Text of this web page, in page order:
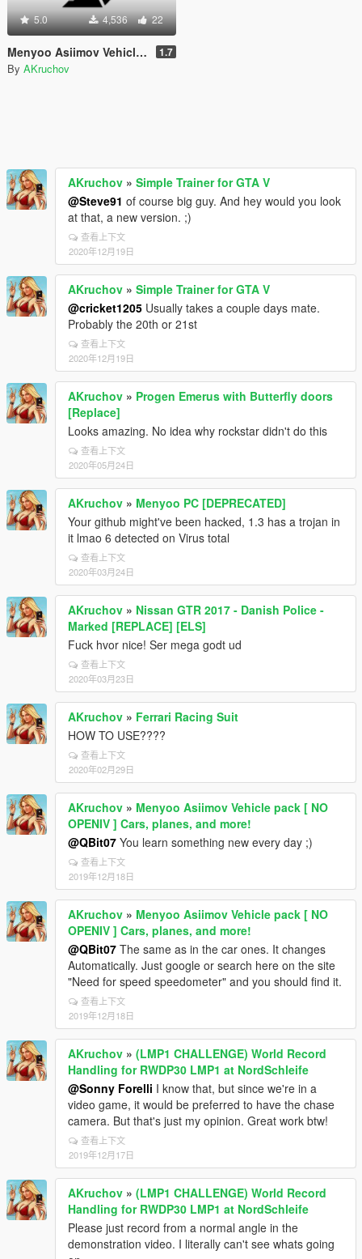
5.0 4,536 22
Menyoo Asiimov Vehicle pack [ NO OPENIV ] Cars, planes, and more! 1.7
By AKruchov
AKruchov » Simple Trainer for GTA V
@Steve91 of course big guy. And hey would you look
at that, a new version. ;)
查看上下文
2020年12月19日
AKruchov » Simple Trainer for GTA V
@cricket1205 Usually takes a couple days mate.
Probably the 20th or 21st
查看上下文
2020年12月19日
AKruchov » Progen Emerus with Butterfly doors
[Replace]
Looks amazing. No idea why rockstar didn't do this
查看上下文
2020年05月24日
AKruchov » Menyoo PC [DEPRECATED]
Your github might've been hacked, 1.3 has a trojan in
it lmao 6 detected on Virus total
查看上下文
2020年03月24日
AKruchov » Nissan GTR 2017 - Danish Police -
Marked [REPLACE] [ELS]
Fuck hvor nice! Ser mega godt ud
查看上下文
2020年03月23日
AKruchov » Ferrari Racing Suit
HOW TO USE????
查看上下文
2020年02月29日
AKruchov » Menyoo Asiimov Vehicle pack [ NO
OPENIV ] Cars, planes, and more!
@QBit07 You learn something new every day ;)
查看上下文
2019年12月18日
AKruchov » Menyoo Asiimov Vehicle pack [ NO
OPENIV ] Cars, planes, and more!
@QBit07 The same as in the car ones. It changes
Automatically. Just google or search here on the site
"Need for speed speedometer" and you should find it.
查看上下文
2019年12月18日
AKruchov » (LMP1 CHALLENGE) World Record
Handling for RWDP30 LMP1 at NordSchleife
@Sonny Forelli I know that, but since we're in a
video game, it would be preferred to have the chase
camera. But that's just my opinion. Great work btw!
查看上下文
2019年12月17日
AKruchov » (LMP1 CHALLENGE) World Record
Handling for RWDP30 LMP1 at NordSchleife
Please just record from a normal angle in the
demonstration video. I literally can't see whats going